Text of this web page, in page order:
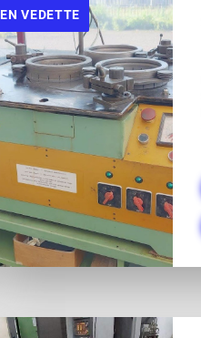
EN VEDETTE